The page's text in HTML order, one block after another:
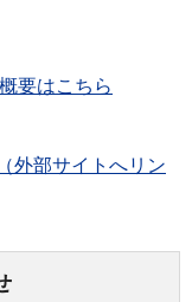
要はこちら
外部サイトへリン